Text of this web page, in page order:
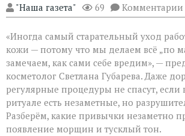
"Наша газета" 69 Комментарии
«Иногда самый старательный уход
кожи — потому что мы делаем всё „по
замечаем, как сами себе вредим», —
косметолог Светлана Губарева. Даже
регулярные процедуры не спасут,
ритуале есть незаметные, но
Разберём, какие привычки незаметно
появление морщин и тусклый тон.